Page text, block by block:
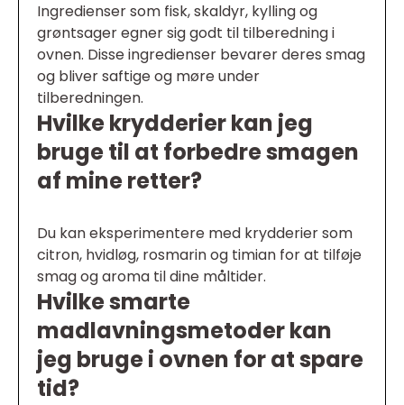
Ingredienser som fisk, skaldyr, kylling og
grøntsager egner sig godt til tilberedning i
ovnen. Disse ingredienser bevarer deres smag
og bliver saftige og møre under
tilberedningen.
Hvilke krydderier kan jeg
bruge til at forbedre smagen
af mine retter?
Du kan eksperimentere med krydderier som
citron, hvidløg, rosmarin og timian for at tilføje
smag og aroma til dine måltider.
Hvilke smarte
madlavningsmetoder kan
jeg bruge i ovnen for at spare
tid?